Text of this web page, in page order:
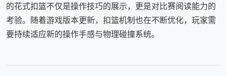
的花式扣篮不仅是操作技巧的展示，更是对比赛阅读能力的
考验。随着游戏版本更新，扣篮机制也在不断优化，玩家需
要持续适应新的操作手感与物理碰撞系统。